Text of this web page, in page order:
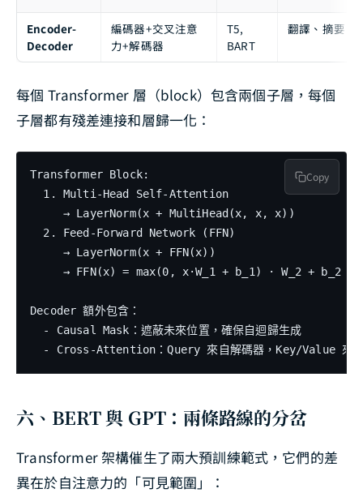
Encoder-
Decoder
編碼器+交叉注意
力+解碼器
T5,
BART
翻譯、摘要
每個 Transformer 層（block）包含兩個子層，每個
子層都有殘差連接和層歸一化：
Transformer Block:
  1. Multi-Head Self-Attention
     → LayerNorm(x + MultiHead(x, x, x))
  2. Feed-Forward Network (FFN)
     → LayerNorm(x + FFN(x))
     → FFN(x) = max(0, x·W_1 + b_1) · W_2 + b_2
Decoder 額外包含：
  - Causal Mask：遮蔽未來位置，確保自迴歸生成
Copy
六、BERT 與 GPT：兩條路線的分岔
Transformer 架構催生了兩大預訓練範式，它們的差
異在於自注意力的「可見範圍」：